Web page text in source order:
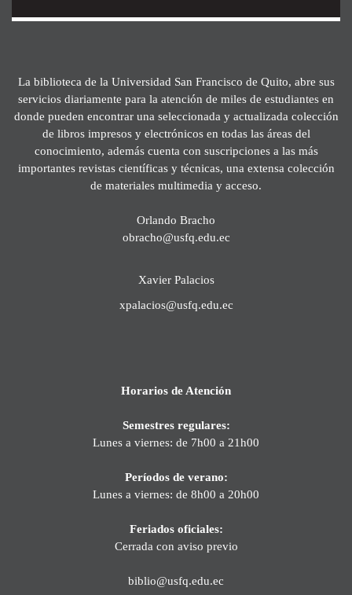
La biblioteca de la Universidad San Francisco de Quito, abre sus
servicios diariamente para la atención de miles de estudiantes en
donde pueden encontrar una seleccionada y actualizada colección
de libros impresos y electrónicos en todas las áreas del
conocimiento, además cuenta con suscripciones a las más
importantes revistas científicas y técnicas, una extensa colección
de materiales multimedia y acceso.
Orlando Bracho
obracho@usfq.edu.ec
Xavier Palacios
xpalacios@usfq.edu.ec
Horarios de Atención
Semestres regulares:
Lunes a viernes: de 7h00 a 21h00
Períodos de verano:
Lunes a viernes: de 8h00 a 20h00
Feriados oficiales:
Cerrada con aviso previo
biblio@usfq.edu.ec